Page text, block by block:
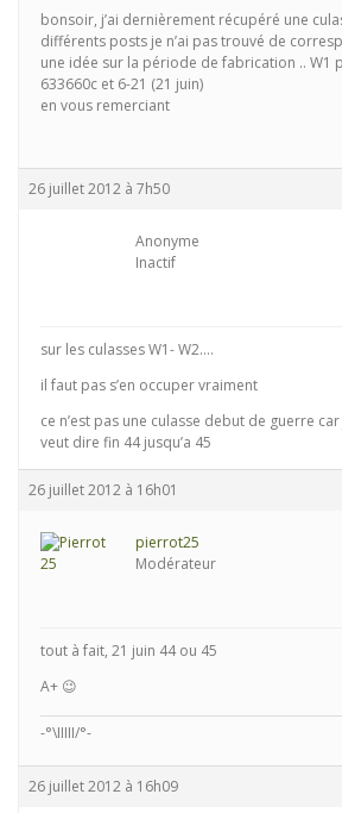
bonsoir, j’ai dernièrement récupéré une
différents posts je n’ai pas trouvé de
une idée sur la période de fabrication .. W1
633660c et 6-21 (21 juin)
en vous remerciant
26 juillet 2012 à 7h50
Anonyme
Inactif
sur les culasses W1- W2….
il faut pas s’en occuper vraiment
ce n’est pas une culasse debut de guerre car
veut dire fin 44 jusqu’a 45
26 juillet 2012 à 16h01
pierrot25
Modérateur
tout à fait, 21 juin 44 ou 45
A+ 😉
-°\IIIII/°-
26 juillet 2012 à 16h09